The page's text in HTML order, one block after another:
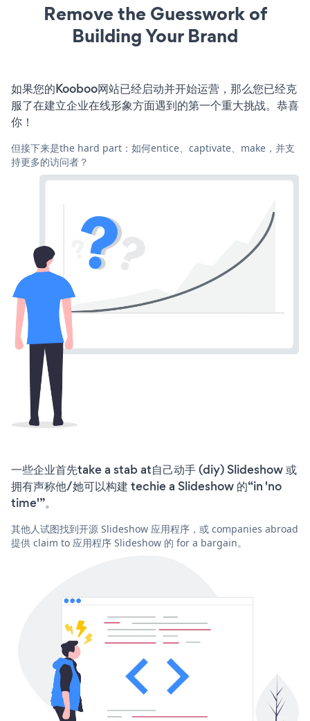
Remove the Guesswork of
Building Your Brand
如果您的Kooboo网站已经启动并开始运营，那么您已经克
服了在建立企业在线形象方面遇到的第一个重大挑战。恭喜
你！
但接下来是the hard part：如何entice、captivate、make，并支
持更多的访问者？
一些企业首先take a stab at自己动手 (diy) Slideshow 或
拥有声称他/她可以构建 techie a Slideshow 的“in 'no
time'”。
其他人试图找到开源 Slideshow 应用程序，或 companies abroad
提供 claim to 应用程序 Slideshow 的 for a bargain。